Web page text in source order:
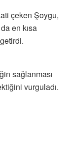
çeken Şoygu,
en kısa
sağlanması
vurguladı.